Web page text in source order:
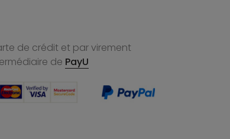
de crédit et par virement
de PayU